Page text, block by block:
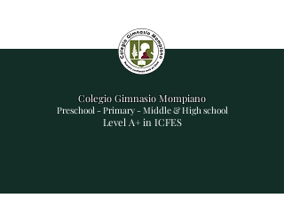
Colegio Gimnasio Mompiano
Preschool - Primary - Middle & High school
Level A+ in ICFES